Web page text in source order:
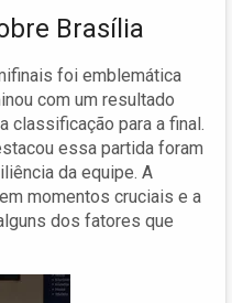
Brasília
foi emblemática
com um resultado
classificação para a final.
essa partida foram
da equipe. A
momentos cruciais e a
dos fatores que